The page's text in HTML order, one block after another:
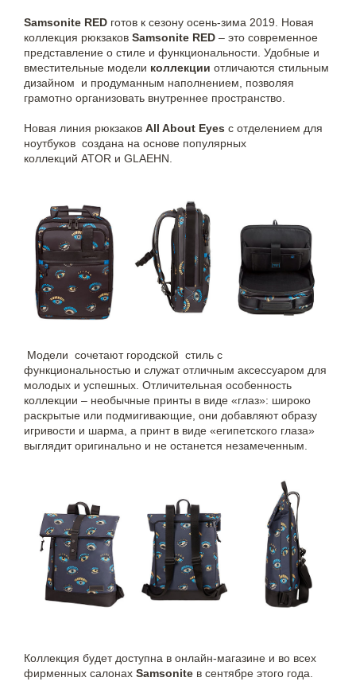
Samsonite RED готов к сезону осень-зима 2019. Новая
коллекция рюкзаков Samsonite RED – это современное
представление о стиле и функциональности. Удобные и
вместительные модели коллекции отличаются стильным
дизайном и продуманным наполнением, позволяя
грамотно организовать внутреннее пространство.
Новая линия рюкзаков All About Eyes с отделением для
ноутбуков создана на основе популярных
коллекций ATOR и GLAEHN.
Модели сочетают городской стиль с
функциональностью и служат отличным аксессуаром для
молодых и успешных. Отличительная особенность
коллекции – необычные принты в виде «глаз»: широко
раскрытые или подмигивающие, они добавляют образу
игривости и шарма, а принт в виде «египетского глаза»
выглядит оригинально и не останется незамеченным.
Коллекция будет доступна в онлайн-магазине и во всех
фирменных салонах Samsonite в сентябре этого года.